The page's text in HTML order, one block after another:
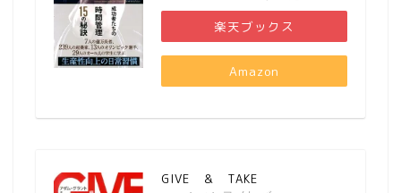
楽天ブックス
Amazon
GIVE ＆ TAKE